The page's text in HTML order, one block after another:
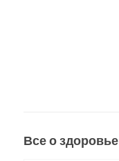
Все о здоровье